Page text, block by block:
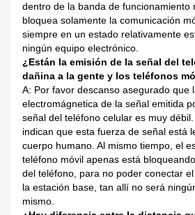
dentro de la banda de funcionamiento
bloquea solamente la comunicación
siempre en un estado relativamente
ningún equipo electrónico.
¿Están la emisión de la señal del
dañina a la gente y los teléfonos
A: Por favor descanso asegurado que
electromágnetica de la señal emitida
señal del teléfono celular es muy
indican que esta fuerza de señal está
cuerpo humano. Al mismo tiempo, el
teléfono móvil apenas está
del teléfono, para no poder conectar
la estación base, tan allí no será
mismo.